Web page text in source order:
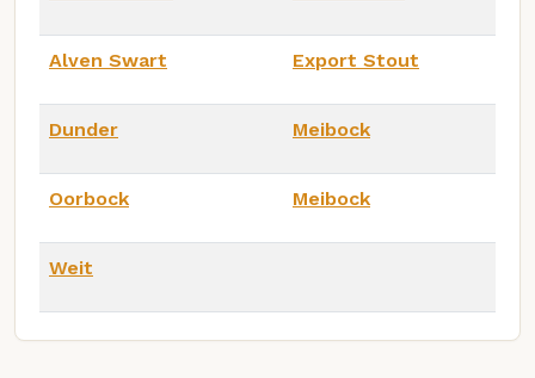
Alven Swart Export Stout
Dunder Meibock
Oorbock Meibock
Weit